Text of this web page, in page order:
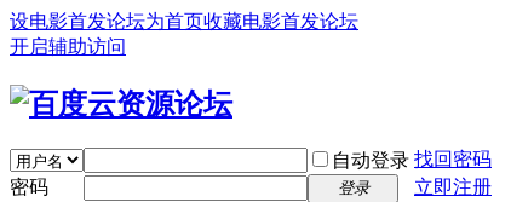
设电影首发论坛为首页收藏电影首发论坛
开启辅助访问
自动登录 找回密码
密码
登录
立即注册